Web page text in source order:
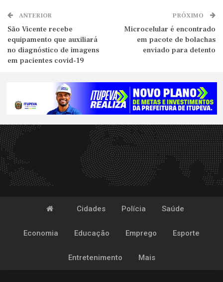
ANTERIOR
São Vicente recebe
equipamento que auxiliará
no diagnóstico de imagens
em pacientes covid-19
PRÓXIMO
Microcelular é encontrado
em pacote de bolachas
enviado para detento
Cidades Polícia Saúde
Economia Educação Emprego Esporte
Entretenimento Mais